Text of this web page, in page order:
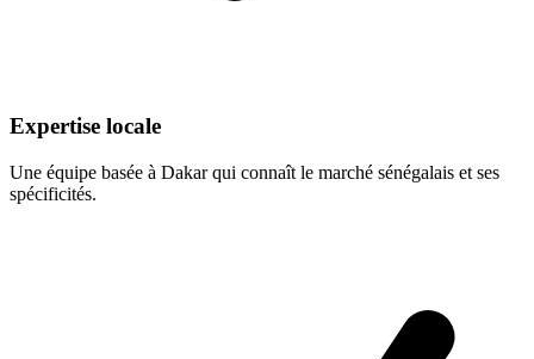
Expertise locale
Une équipe basée à Dakar qui connaît le marché sénégalais et ses
spécificités.